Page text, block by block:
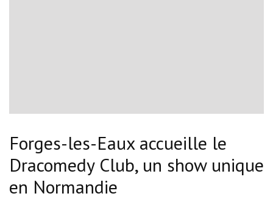
Forges-les-Eaux accueille le
Dracomedy Club, un show unique
en Normandie